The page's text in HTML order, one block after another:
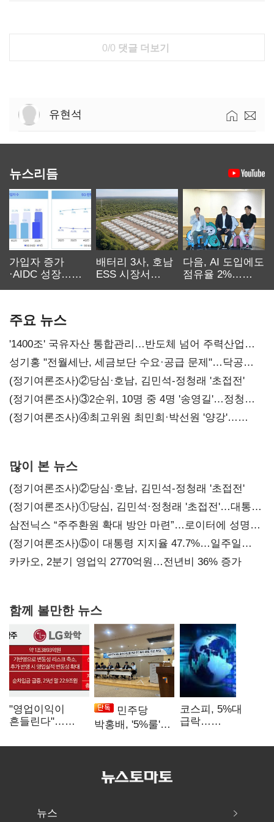
0/0 댓글 더보기
유현석
뉴스리듬
가입자 증가
·AIDC 성장…
배터리 3사, 호남
ESS 시장서
다음, AI 도입에도
점유율 2%…
주요 뉴스
'1400조' 국유자산 통합관리…반도체 넘어 주력산업
구조혁신
성기홍 "전월세난, 세금보단 수요·공급 문제"…닥공
시사
(정기여론조사)②당심·호남, 김민석-정청래 '초접전'
(정기여론조사)③2순위, 10명 중 4명 '송영길'…정청래
'한 자릿수'
(정기여론조사)④최고위원 최민희·박선원 '양강'…
많이 본 뉴스
(정기여론조사)②당심·호남, 김민석-정청래 '초접전'
(정기여론조사)①당심, 김민석·정청래 '초접전'…대통령
지지도 '50% 아래로'(종합)
삼전닉스 “주주환원 확대 방안 마련”…로이터에 성명
보내
(정기여론조사)⑤이 대통령 지지율 47.7%…일주일
만에 다시 40%대
카카오, 2분기 영업익 2770억원…전년비 36% 증가
함께 볼만한 뉴스
"영업이익이
흔들린다"…
18에 취약
민주당
박홍배, '5%룰'
법제화 추진
코스피, 5%대
급락…
발동
뉴스